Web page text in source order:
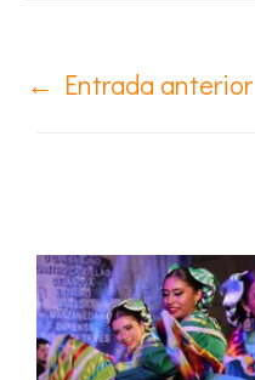
← Entrada anterior